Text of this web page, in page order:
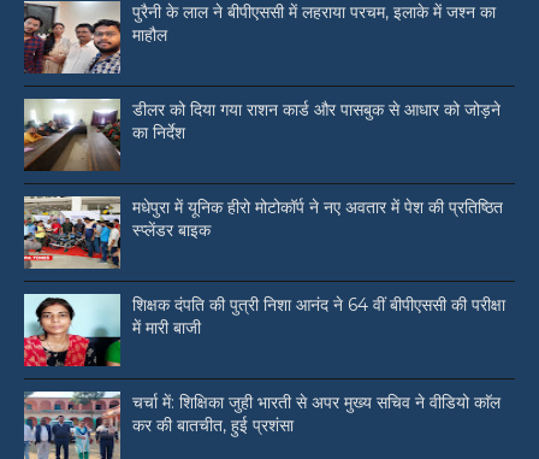
पुरैनी के लाल ने बीपीएससी में लहराया परचम, इलाके में जश्न का
माहौल
डीलर को दिया गया राशन कार्ड और पासबुक से आधार को जोड़ने
का निर्देश
मधेपुरा में यूनिक हीरो मोटोकॉर्प ने नए अवतार में पेश की प्रतिष्ठित
स्प्लेंडर बाइक
शिक्षक दंपति की पुत्री निशा आनंद ने 64 वीं बीपीएससी की परीक्षा
में मारी बाजी
चर्चा में: शिक्षिका जुही भारती से अपर मुख्य सचिव ने वीडियो काॅल
कर की बातचीत, हुई प्रशंसा